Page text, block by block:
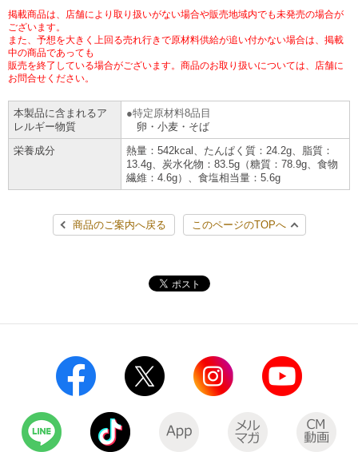
ニンテンドー・ダウンロードカード
スキャン
チケット
スポーツ振興くじ
学び・教育
セブン銀行ATM
各種料金のお支払い
レジでApple Accountにチャージ
宅配ロッカー（店舗限定）
チケットぴあ
CNプレイガイド
タワーレコード
停電時のサービス停止のお知らせ
会社概要
貸借対照表・損益計算書
国内店舗数
売上高、店舗数推移
セブン‐イレブンの海外事業
データで見るセブン‐イレブン
セブン‐イレブンの「商品力」
セブン-イレブンの横顔
セブン-イレブンの歴史
サステナビリティ活動基本方針
サステナビリティ推進体制
GREEN CHALLENGE 2050
4VISIONS
サステナビリティニュース
サステナビリティレポート
アルバイト情報
店舗検索
ネットショッピング
お問い合わせ
Language
English (Corporate)
简体中文(服务)
掲載商品は、店舗により取り扱いがない場合や販売地域内でも未発売の場合が
ございます。
また、予想を大きく上回る売れ行きで原材料供給が追い付かない場合は、掲載
中の商品であっても
販売を終了している場合がございます。商品のお取り扱いについては、店舗に
お問合せください。
本製品に含まれるア
レルギー物質
特定原材料8品目
卵・小麦・そば
栄養成分
熱量：542kcal、たんぱく質：24.2g、脂質：
13.4g、炭水化物：83.5g（糖質：78.9g、食物
繊維：4.6g）、食塩相当量：5.6g
商品のご案内へ戻る このページのTOPへ